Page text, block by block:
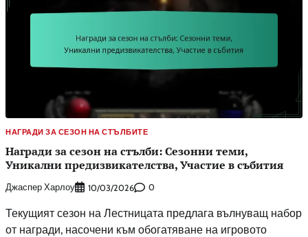
НАГРАДИ ЗА СЕЗОН НА СТЪЛБИТЕ
Награди за сезон на стълби: Сезонни теми,
Уникални предизвикателства, Участие в събития
Джаспер Харлоу 10/03/2026 0
Текущият сезон на Лестницата предлага вълнуващ набор
от награди, насочени към обогатяване на игровото